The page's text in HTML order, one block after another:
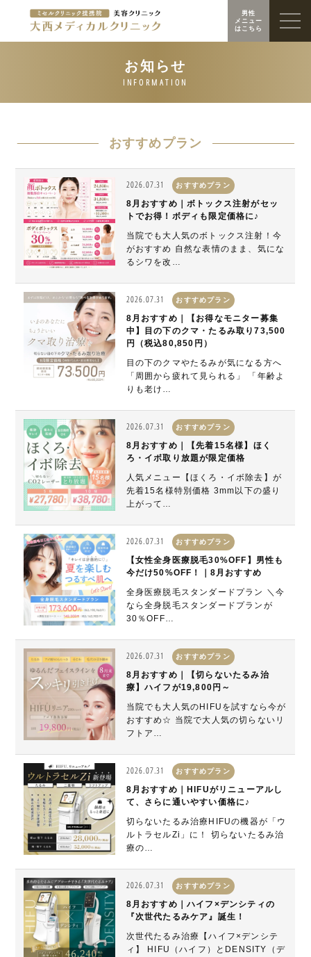
男性
メニュー
はこちら
おすすめプラン
2026.07.31 おすすめプラン
8月おすすめ｜ボトックス注射がセッ
トでお得！ボディも限定価格に♪
当院でも大人気のボトックス注射！今
がおすすめ 自然な表情のまま、気にな
るシワを改…
2026.07.31 おすすめプラン
8月おすすめ｜【お得なモニター募集
中】目の下のクマ・たるみ取り73,500
円（税込80,850円）
目の下のクマやたるみが気になる方へ
「周囲から疲れて見られる」 「年齢よ
りも老け…
2026.07.31 おすすめプラン
8月おすすめ｜【先着15名様】ほく
ろ・イボ取り放題が限定価格
人気メニュー【ほくろ・イボ除去】が
先着15名様特別価格 3mm以下の盛り
上がって…
2026.07.31 おすすめプラン
【女性全身医療脱毛30%OFF】男性も
今だけ50%OFF！｜8月おすすめ
全身医療脱毛スタンダードプラン ＼今
なら全身脱毛スタンダードプランが
30％OFF…
2026.07.31 おすすめプラン
8月おすすめ｜【切らないたるみ治
療】ハイフが19,800円～
当院でも大人気のHIFUを試すなら今が
おすすめ☆ 当院で大人気の切らないリ
フトア…
2026.07.31 おすすめプラン
8月おすすめ｜HIFUがリニューアルし
て、さらに通いやすい価格に♪
切らないたるみ治療HIFUの機器が「ウ
ルトラセルZi」に！ 切らないたるみ治
療の…
2026.07.31 おすすめプラン
8月おすすめ｜ハイフ×デンシティの
『次世代たるみケア』誕生！
次世代たるみ治療【ハイフ×デンシテ
ィ】 HIFU（ハイフ）とDENSITY（デ